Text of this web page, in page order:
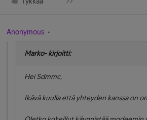
Anonymous
Marko- kirjoitti:
Hei Sdmmc,
Ikävä kuulla että yhteyden kanssa on